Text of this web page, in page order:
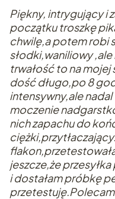
Piękny, intrygujący i
początku troszkę
chwilę,a potem robi
słodki,waniliowy
trwałość to na mojej
dość długo,po 8
intensywny,ale
moczenie
nich zapachu do
jeszcze,że
i dostałam próbkę